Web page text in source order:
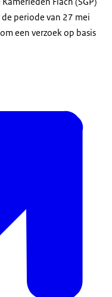
de periode van 27 mei
een verzoek op basis